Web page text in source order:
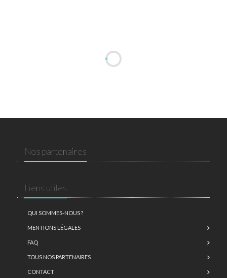
Nos partenaires
Liens utiles
QUI SOMMES-NOUS ?
MENTIONS LÉGALES
FAQ
TOUS NOS PARTENAIRES
CONTACT